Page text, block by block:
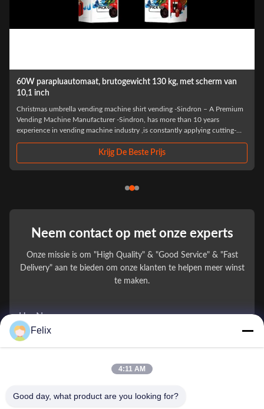
parapluautomaat, brutogewicht 130 kg, met scherm van
inch
umbrella vending machine shirt vending -Sindron – A Premium
Machine Manufacturer -Sindron, has more than 10 years
in vending machine industry ,is constantly applying cutting-
Krijg De Beste Prijs
HOT
Neem contact op met onze experts
Onze missie is om "High Quality" & "Good Service" & "Fast
Delivery" aan te bieden om onze klanten te helpen meer winst
te maken.
Uw Naam
*
Felix
4:11 AM
Good day, what product are you looking for?